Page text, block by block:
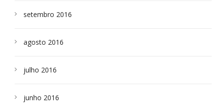
setembro 2016
agosto 2016
julho 2016
junho 2016